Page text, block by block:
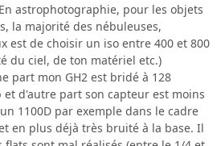
astrophotographie, pour les objets
la majorité des nébuleuses,
est de choisir un iso entre 400 et 800
du ciel, de ton matériel etc.)
part mon GH2 est bridé à 128
et d'autre part son capteur est moins
1100D par exemple dans le cadre
en plus déjà très bruité à la base. Il